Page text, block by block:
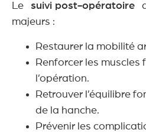
Le suivi post-opératoire
majeurs :
Restaurer la mobilité
Renforcer les muscles
l’opération.
Retrouver l’équilibre
de la hanche.
Prévenir les